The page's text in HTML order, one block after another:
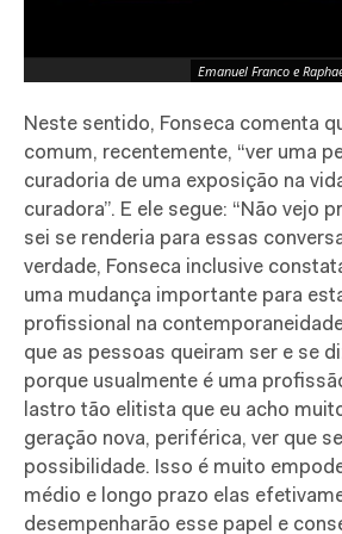
Emanuel Franco e
Neste sentido, Fonseca comenta
comum, recentemente, “ver uma
curadoria de uma exposição na
curadora”. E ele segue: “Não vejo
sei se renderia para essas
verdade, Fonseca inclusive
uma mudança importante para
profissional na
que as pessoas queiram ser e se
porque usualmente é uma
lastro tão elitista que eu acho
geração nova, periférica, ver que
possibilidade. Isso é muito
médio e longo prazo elas
desempenharão esse papel e